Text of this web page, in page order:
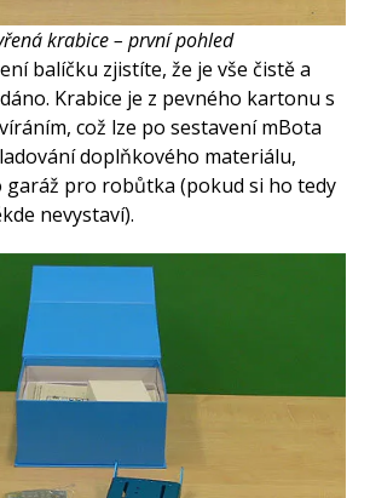
krabice – první pohled
balíčku zjistíte, že je vše čistě a
Krabice je z pevného kartonu s
což lze po sestavení mBota
doplňkového materiálu,
pro robůtka (pokud si ho tedy
nevystaví).